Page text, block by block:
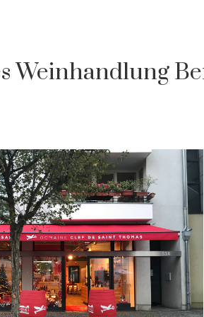
Weinhandlung